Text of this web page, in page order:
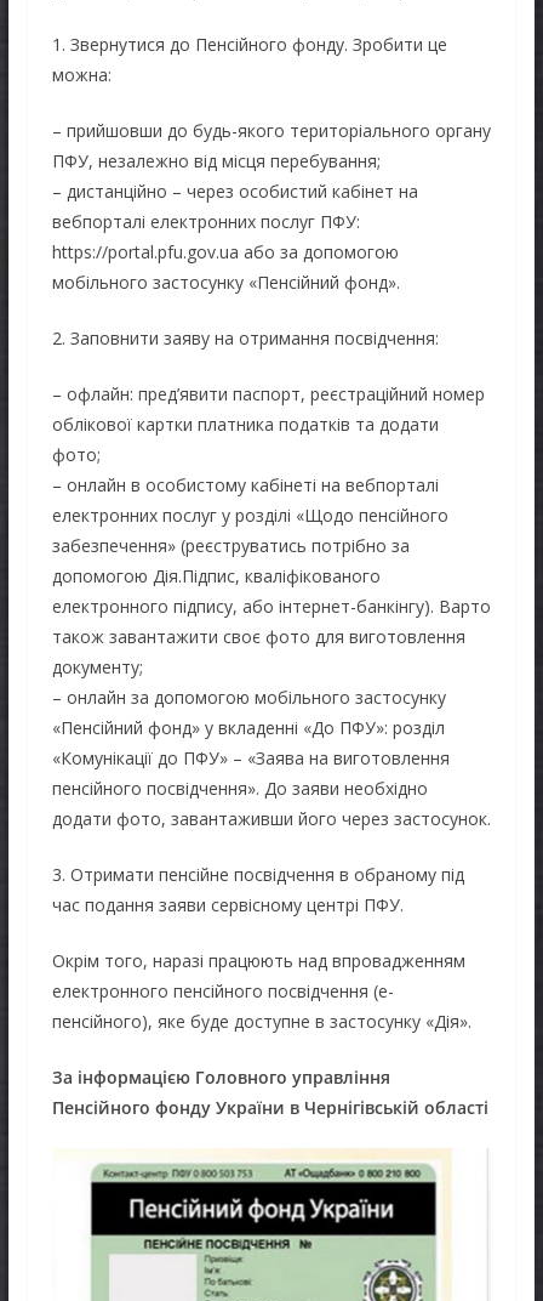
1. Звернутися до Пенсійного фонду. Зробити це
можна:
– прийшовши до будь-якого територіального органу
ПФУ, незалежно від місця перебування;
– дистанційно – через особистий кабінет на
вебпорталі електронних послуг ПФУ:
https://portal.pfu.gov.ua або за допомогою
мобільного застосунку «Пенсійний фонд».
2. Заповнити заяву на отримання посвідчення:
– офлайн: пред’явити паспорт, реєстраційний номер
облікової картки платника податків та додати
фото;
– онлайн в особистому кабінеті на вебпорталі
електронних послуг у розділі «Щодо пенсійного
забезпечення» (реєструватись потрібно за
допомогою Дія.Підпис, кваліфікованого
електронного підпису, або інтернет-банкінгу). Варто
також завантажити своє фото для виготовлення
документу;
– онлайн за допомогою мобільного застосунку
«Пенсійний фонд» у вкладенні «До ПФУ»: розділ
«Комунікації до ПФУ» – «Заява на виготовлення
пенсійного посвідчення». До заяви необхідно
додати фото, завантаживши його через застосунок.
3. Отримати пенсійне посвідчення в обраному під
час подання заяви сервісному центрі ПФУ.
Окрім того, наразі працюють над впровадженням
електронного пенсійного посвідчення (е-
пенсійного), яке буде доступне в застосунку «Дія».
За інформацією Головного управління
Пенсійного фонду України в Чернігівській області